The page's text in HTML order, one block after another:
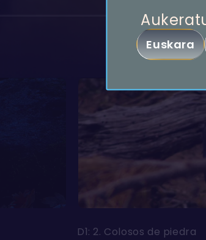
D1: 2. Colosos de piedra
Euskara
Ama Lurra